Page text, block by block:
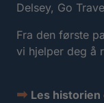
Delsey, Go
Fra den første
vi hjelper deg å
➡ Les